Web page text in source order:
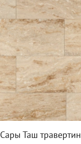
Сары Таш травертин